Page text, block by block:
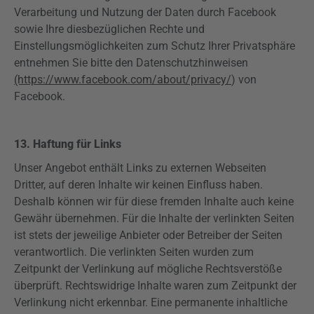
Verarbeitung und Nutzung der Daten durch Facebook
sowie Ihre diesbezüglichen Rechte und
Einstellungsmöglichkeiten zum Schutz Ihrer Privatsphäre
entnehmen Sie bitte den Datenschutzhinweisen
(https://www.facebook.com/about/privacy/) von
Facebook.
13. Haftung für Links
Unser Angebot enthält Links zu externen Webseiten
Dritter, auf deren Inhalte wir keinen Einfluss haben.
Deshalb können wir für diese fremden Inhalte auch keine
Gewähr übernehmen. Für die Inhalte der verlinkten Seiten
ist stets der jeweilige Anbieter oder Betreiber der Seiten
verantwortlich. Die verlinkten Seiten wurden zum
Zeitpunkt der Verlinkung auf mögliche Rechtsverstöße
überprüft. Rechtswidrige Inhalte waren zum Zeitpunkt der
Verlinkung nicht erkennbar. Eine permanente inhaltliche